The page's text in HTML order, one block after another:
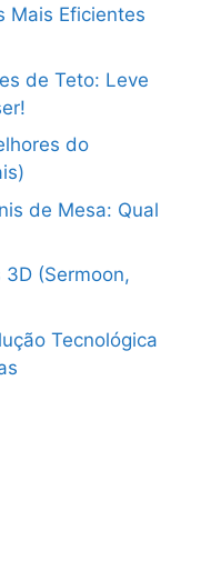
Mais Eficientes
de Teto: Leve
do
de Mesa: Qual
(Sermoon,
Tecnológica